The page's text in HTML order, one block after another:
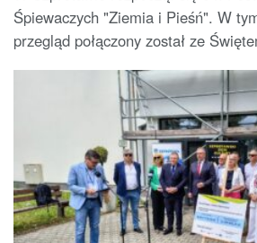
Śpiewaczych "Ziemia i Pieśń". W
przegląd połączony został ze